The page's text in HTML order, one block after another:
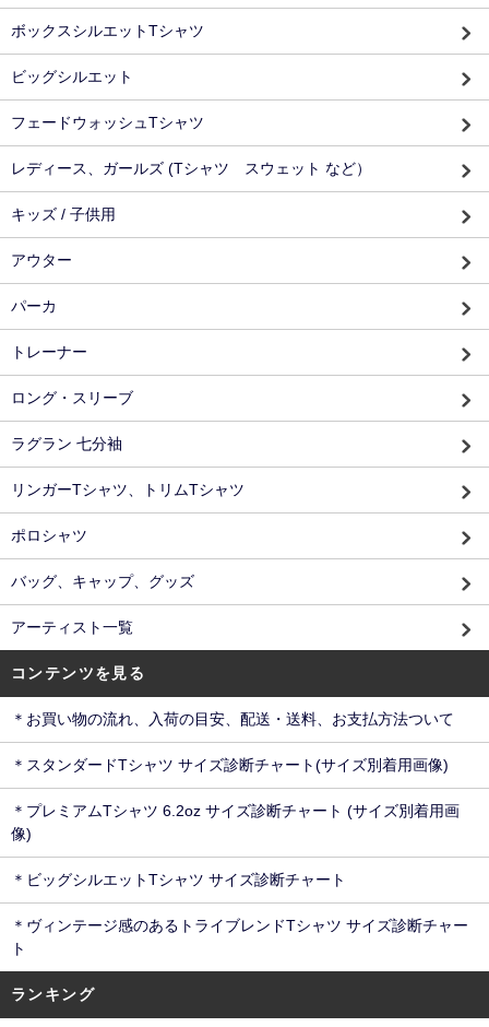
ボックスシルエットTシャツ
ビッグシルエット
フェードウォッシュTシャツ
レディース、ガールズ (Tシャツ スウェット など）
キッズ / 子供用
アウター
パーカ
トレーナー
ロング・スリーブ
ラグラン 七分袖
リンガーTシャツ、トリムTシャツ
ポロシャツ
バッグ、キャップ、グッズ
アーティスト一覧
コンテンツを見る
＊お買い物の流れ、入荷の目安、配送・送料、お支払方法ついて
＊スタンダードTシャツ サイズ診断チャート(サイズ別着用画像)
＊プレミアムTシャツ 6.2oz サイズ診断チャート (サイズ別着用画
像)
＊ビッグシルエットTシャツ サイズ診断チャート
＊ヴィンテージ感のあるトライブレンドTシャツ サイズ診断チャー
ト
ランキング